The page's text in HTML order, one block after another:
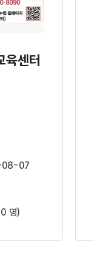
육센터
07
명)